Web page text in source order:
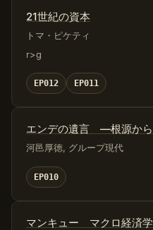
21世紀の資本
トマ・ピケティ
r>g
EP012 EP011
エンデの遺言 ―根源から
河邑厚徳, グループ現代
EP010
マンキュー マクロ経済学